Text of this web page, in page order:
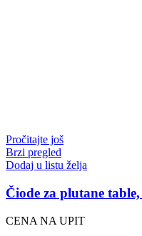
Pročitajte još
Brzi pregled
Dodaj u listu želja
Čiode za plutane
CENA NA UPIT